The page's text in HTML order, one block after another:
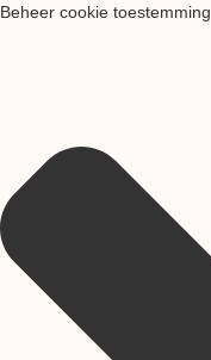
Beheer cookie toestemming